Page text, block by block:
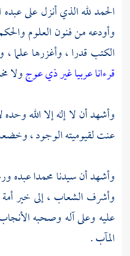
الحمد لله الذي أنزل على
وأودعه من فنون العلوم
الكتب قدرا ، وأغزرها علما ،
قرءانا عربيا غير ذي عوجولا
وأشهد أن لا إله إلا الله
عنت لقيوميته الوجود ،
وأشهد أن سيدنا محمدا عبده
وأشرف الشعاب ، إلى خير
عليه وعلى آله وصحبه
المآب .